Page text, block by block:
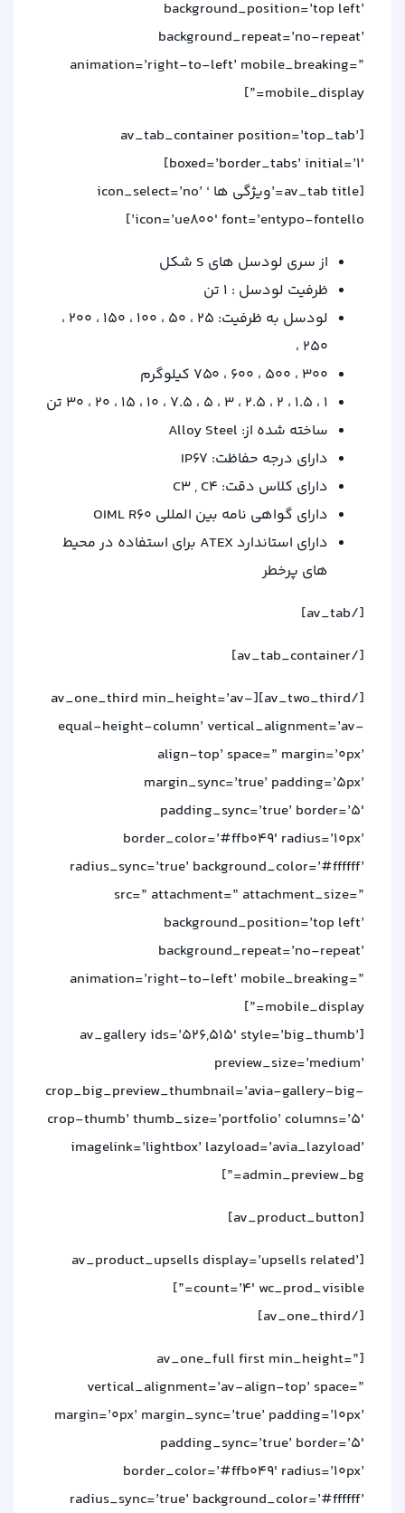
background_position=’top left’
background_repeat=’no-repeat’
animation=’right-to-left’ mobile_breaking=”
mobile_display=”]
[av_tab_container position=’top_tab’
boxed=’border_tabs’ initial=’1′]
[av_tab title=’ویژگی ها ‘ icon_select=’no’
icon=’ue800′ font=’entypo-fontello’]
از سری لودسل های S شکل
ظرفیت لودسل : 1 تن
لودسل به ظرفیت: 25 ، 50 ، 100 ، 150 ، 200 ،
250 ،
300 ، 500 ، 600 ، 750 کیلوگرم
1 ، 1.5 ، 2 ، 2.5 ، 3 ، 5 ، 7.5 ، 10 ، 15 ، 20 ، 30 تن
ساخته شده از: Alloy Steel
دارای درجه حفاظت: IP67
دارای کلاس دقت: C3 , C4
دارای گواهی نامه بین المللی OIML R60
دارای استاندارد ATEX برای استفاده در محیط
های پرخطر
[/av_tab]
[/av_tab_container]
[/av_two_third][av_one_third min_height=’av-
equal-height-column’ vertical_alignment=’av-
align-top’ space=” margin=’0px’
margin_sync=’true’ padding=’5px’
padding_sync=’true’ border=’5′
border_color=’#ffb049′ radius=’10px’
radius_sync=’true’ background_color=’#ffffff’
src=” attachment=” attachment_size=”
background_position=’top left’
background_repeat=’no-repeat’
animation=’right-to-left’ mobile_breaking=”
mobile_display=”]
[av_gallery ids=’526,515′ style=’big_thumb’
preview_size=’medium’
crop_big_preview_thumbnail=’avia-gallery-big-
crop-thumb’ thumb_size=’portfolio’ columns=’5′
imagelink=’lightbox’ lazyload=’avia_lazyload’
admin_preview_bg=”]
[av_product_button]
[av_product_upsells display=’upsells related’
count=’4′ wc_prod_visible=”]
[/av_one_third]
[av_one_full first min_height=”
vertical_alignment=’av-align-top’ space=”
margin=’0px’ margin_sync=’true’ padding=’10px’
padding_sync=’true’ border=’5′
border_color=’#ffb049′ radius=’10px’
radius_sync=’true’ background_color=’#ffffff’